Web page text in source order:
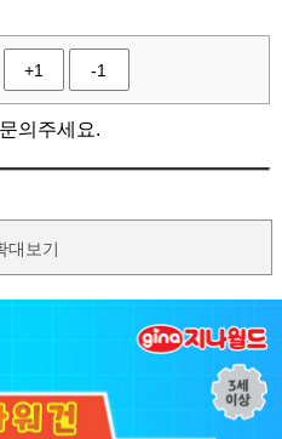
+1 -1
의주세요.
대보기